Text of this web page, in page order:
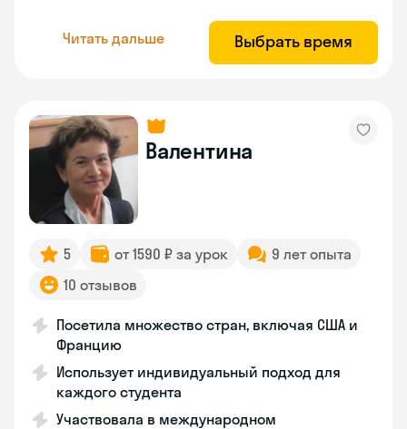
Читать дальше Выбрать время
Валентина
5 от 1590 ₽ за урок
9 лет опыта
10 отзывов
Посетила множество стран, включая США и
Францию
Использует индивидуальный подход для
каждого студента
Участвовала в международном